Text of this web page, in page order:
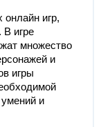
игр,
В игре
множество
и
игры
и